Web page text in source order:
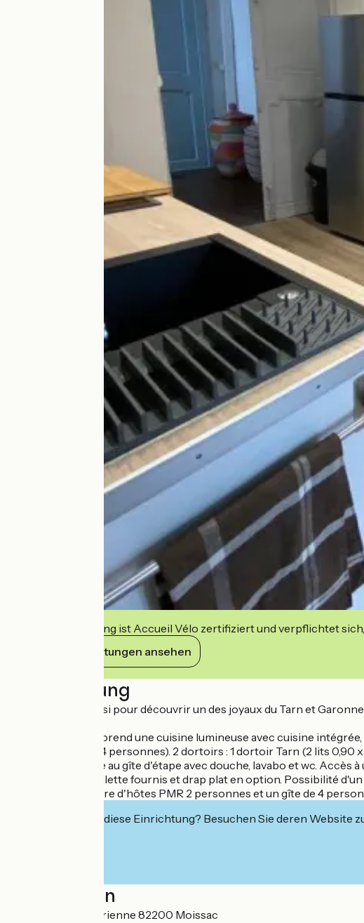
Diese Einrichtung ist Accueil Vélo zertifiziert und verpflichtet
Ihre Verpflichtungen ansehen
Beschreibung
L'ultime étape aussi pour découvrir un des joyaux du Tarn et
Le logement comprend une cuisine lumineuse avec cuisine
et mange debout 4 personnes). 2 dortoirs : 1 dortoir Tarn (2 lits
1er étage réservée au gîte d'étape avec douche, lavabo et wc.
prix, et linge de toilette fournis et drap plat en option. Possibilité
Sur place 1 chambre d'hôtes PMR 2 personnes et un gîte de 4
Interessiert Sie diese Einrichtung? Besuchen Sie deren Website
Localisation
10 boulevard de Brienne 82200 Moissac